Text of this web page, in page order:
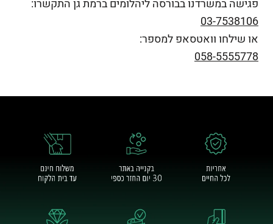
פגישה במשרדנו בבורסה ליהלומים ברמת גן התקשרו:
03-7538106
או שילחו וואטסאפ למספר:
058-5555778